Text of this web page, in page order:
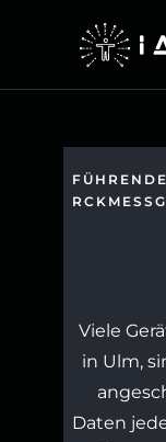
Viele
in Ulm,
Daten